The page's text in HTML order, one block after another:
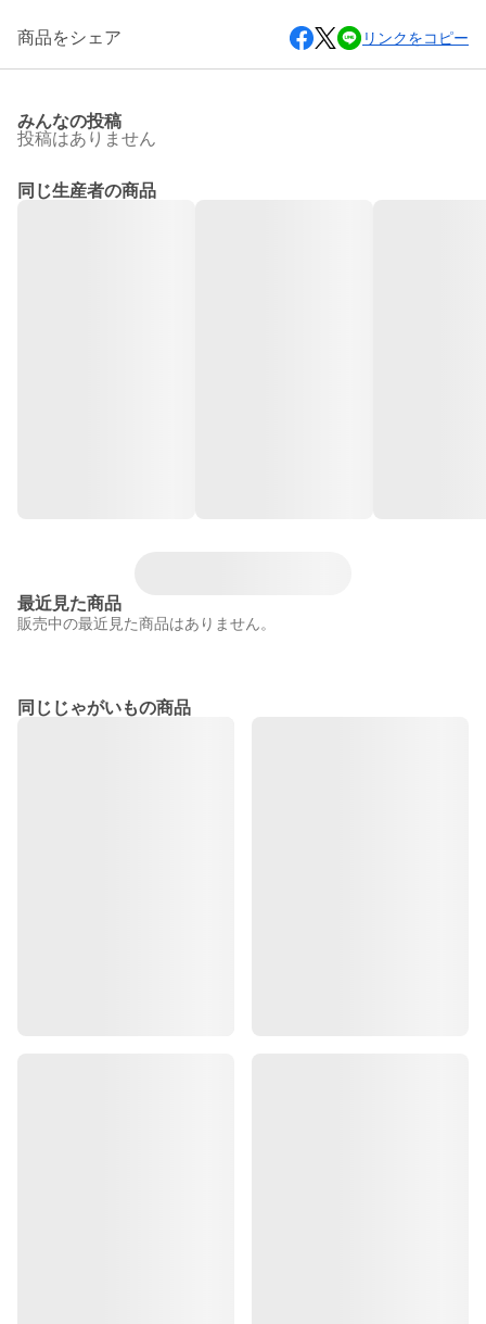
商品をシェア リンクをコピー
みんなの投稿
投稿はありません
同じ生産者の商品
最近見た商品
販売中の最近見た商品はありません。
同じじゃがいもの商品